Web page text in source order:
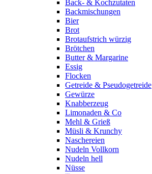
Back- & Kochzutaten
Backmischungen
Bier
Brot
Brotaufstrich würzig
Brötchen
Butter & Margarine
Essig
Flocken
Getreide & Pseudogetreide
Gewürze
Knabberzeug
Limonaden & Co
Mehl & Grieß
Müsli & Krunchy
Naschereien
Nudeln Vollkorn
Nudeln hell
Nüsse